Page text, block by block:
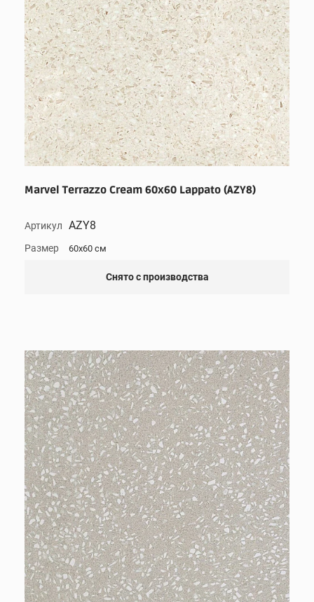
Marvel Terrazzo Cream 60x60 Lappato (AZY8)
Артикул AZY8
Размер 60x60 см
Снято с производства